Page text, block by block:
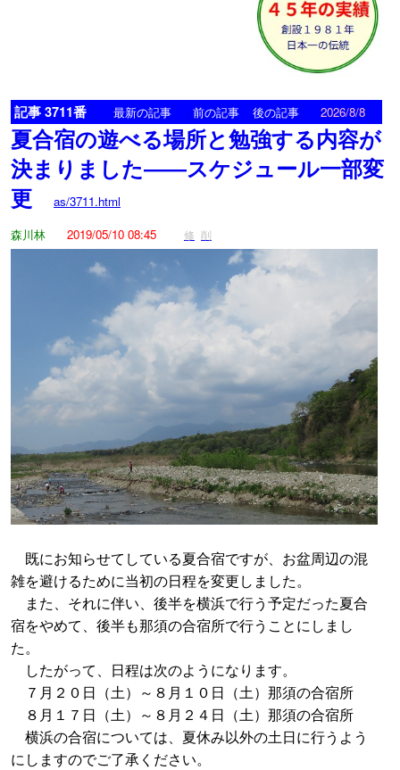
記事 3711番 最新の記事 前の記事 後の記事 2026/8/8
夏合宿の遊べる場所と勉強する内容が
決まりました――スケジュール一部変
更
as/3711.html
森川林
2019/05/10 08:45 修 削
既にお知らせてしている夏合宿ですが、お盆周辺の混
雑を避けるために当初の日程を変更しました。
また、それに伴い、後半を横浜で行う予定だった夏合
宿をやめて、後半も那須の合宿所で行うことにしまし
た。
したがって、日程は次のようになります。
７月２０日（土）～８月１０日（土）那須の合宿所
８月１７日（土）～８月２４日（土）那須の合宿所
横浜の合宿については、夏休み以外の土日に行うよう
にしますのでご了承ください。